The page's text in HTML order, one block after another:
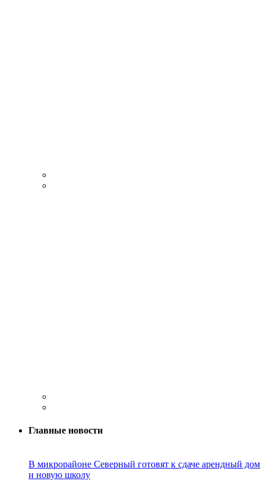
Главные новости
В микрорайоне Северный готовят к сдаче арендный дом
и новую школу